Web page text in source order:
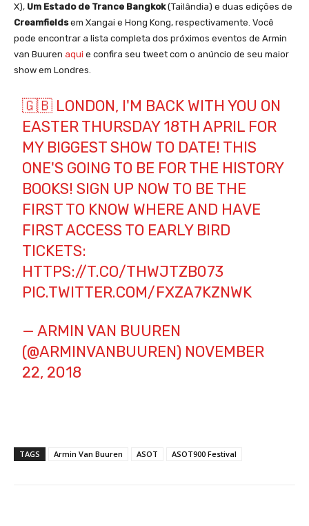
X), Um Estado de Trance Bangkok(Tailândia) e duas edições de
Creamfieldsem Xangai e Hong Kong, respectivamente. Você
pode encontrar a lista completa dos próximos eventos de Armin
van Buuren aqui e confira seu tweet com o anúncio de seu maior
show em Londres.
🇬🇧 LONDON, I'M BACK WITH YOU ON
EASTER THURSDAY 18TH APRIL FOR
MY BIGGEST SHOW TO DATE! THIS
ONE'S GOING TO BE FOR THE HISTORY
BOOKS! SIGN UP NOW TO BE THE
FIRST TO KNOW WHERE AND HAVE
FIRST ACCESS TO EARLY BIRD
TICKETS:
HTTPS://T.CO/THWJTZB073
PIC.TWITTER.COM/FXZA7KZNWK
— ARMIN VAN BUUREN
(@ARMINVANBUUREN) NOVEMBER
22, 2018
TAGS Armin Van Buuren ASOT ASOT900 Festival